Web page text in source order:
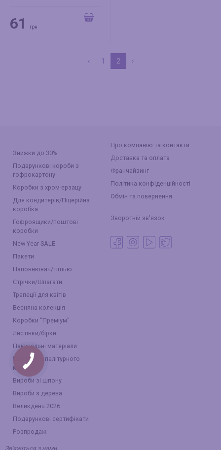
61 грн
‹ 1 2 ›
Знижки до 30%
Подарункові короби з
гофрокартону
Коробки з хром-ерзацу
Для кондитерів/Піцерійна
коробка
Гофроящики/поштові
коробки
New Year SALE
Пакети
Наповнювач/тішью
Стрічки/Шпагати
Трапеції для квітів
Весняна колекція
Коробки "Преміум"
Листівки/бірки
Пакувальні матеріали
Коробки з палітурного
картону
Вироби зі шпону
Вироби з дерева
Великдень 2026
Подарункові сертифікати
Розпродаж
Про компанію та контакти
Доставка та оплата
Франчайзинг
Політика конфіденційності
Обмін та повернення
Зворотній зв'язок
Зв'яжіться з нами